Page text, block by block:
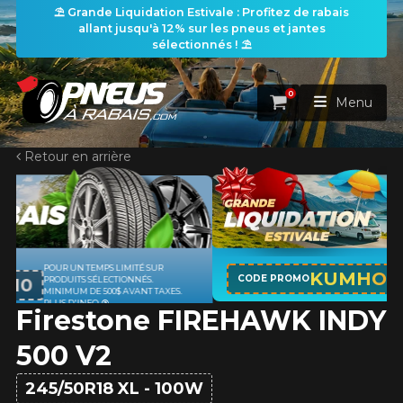
⛱️ Grande Liquidation Estivale : Profitez de rabais
allant jusqu'à 12% sur les pneus et jantes
sélectionnés ! ⛱️
ACCUEIL
PNEUS
RECHERCHE DE PNEUS VOIR TOUT
Rechercher par
Par dimensions Par véhicule
Recherche par dimensions
LARGEUR RAPPORT
ROUES
RECHERCHE DE ROUES VOIR TOUT
Par véhicule
ENSEMBLES
RECHERCHE D'ENSEMBLES
PROMOTIONS
Panier
0
Menu
Retour en arrière
Firestone FIREHAWK INDY
500 V2
245/50R18 XL - 100W
CODE PROMOKUMHO12
APPLICABLE SUR TOUT ACHAT DE 4
PNEUS DE MARQUE KUMHO*PLUS
D'INFO